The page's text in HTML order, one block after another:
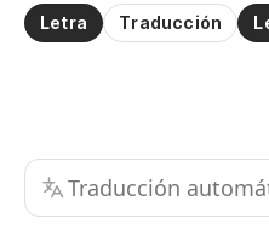
Letra Traducción
Traducción